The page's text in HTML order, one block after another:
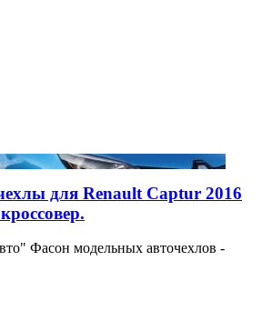
для Renault Captur 2016
Фасон модельных авточехлов -